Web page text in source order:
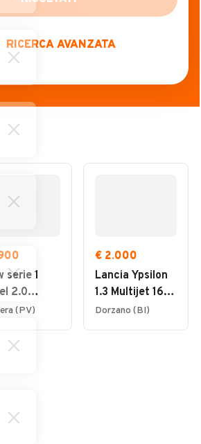
RICERCA AVANZATA
serie 1
2.0
anno
(PV)
€ 2.000
Lancia Ypsilon
1.3 Multijet 16V
Platino
Dorzano (BI)